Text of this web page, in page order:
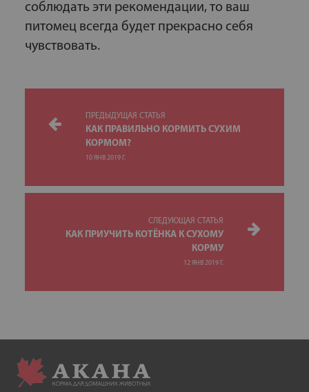
соблюдать эти рекомендации, то ваш
питомец всегда будет прекрасно себя
чувствовать.
ПРЕДЫДУЩАЯ СТАТЬЯ
КАК ПРАВИЛЬНО КОРМИТЬ СУХИМ
КОРМОМ?
10 ЯНВ 2019 Г.
СЛЕДУЮЩАЯ СТАТЬЯ
КАК ПРИУЧИТЬ КОТЁНКА К СУХОМУ
КОРМУ
12 ЯНВ 2019 Г.